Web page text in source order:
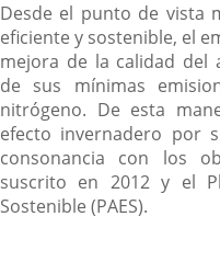
Desde el punto de vista
eficiente y sostenible, el
mejora de la calidad del
de sus mínimas
nitrógeno. De esta
efecto invernadero por
consonancia con los
suscrito en 2012 y el
Sostenible (PAES).